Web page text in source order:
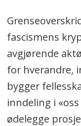
fascismens
avgjørende
for hverandre,
bygger
inndeling i
ødelegge